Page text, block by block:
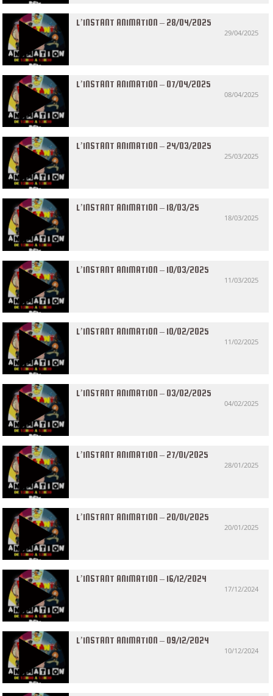
L’INSTANT ANIMATION – 28/04/2025
29/04/2025
L’INSTANT ANIMATION – 07/04/2025
08/04/2025
L’INSTANT ANIMATION – 24/03/2025
25/03/2025
L’INSTANT ANIMATION – 18/03/25
18/03/2025
L’INSTANT ANIMATION – 10/03/2025
11/03/2025
L’INSTANT ANIMATION – 10/02/2025
11/02/2025
L’INSTANT ANIMATION – 03/02/2025
04/02/2025
L’INSTANT ANIMATION – 27/01/2025
28/01/2025
L’INSTANT ANIMATION – 20/01/2025
20/01/2025
L’INSTANT ANIMATION – 16/12/2024
17/12/2024
L’INSTANT ANIMATION – 09/12/2024
10/12/2024